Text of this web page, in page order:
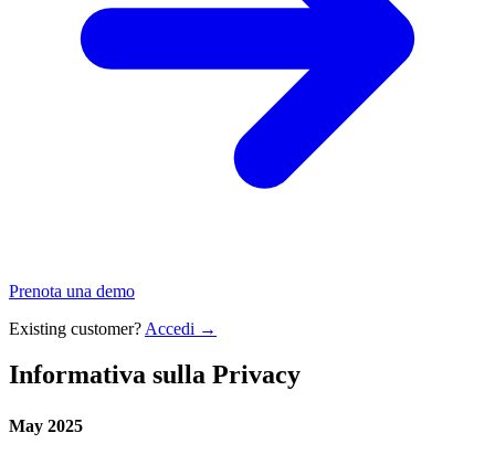
Prenota una demo
Existing customer? Accedi →
Informativa sulla Privacy
May 2025